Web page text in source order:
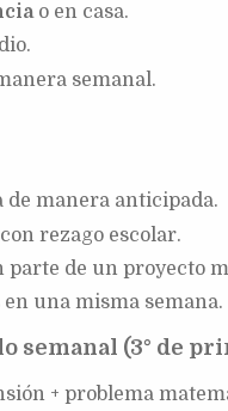
o en casa.
semanal.
manera anticipada.
rezago escolar.
parte de un proyecto
una misma semana.
semanal (3° de
+ problema